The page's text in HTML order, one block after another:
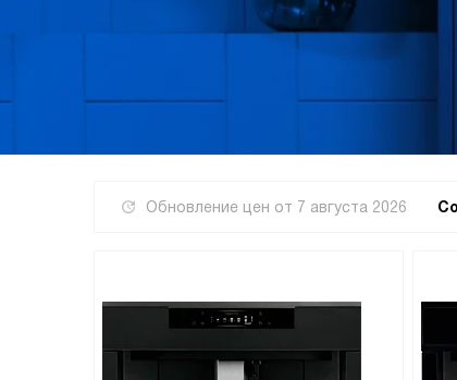
Обновление цен от 7 августа 2026